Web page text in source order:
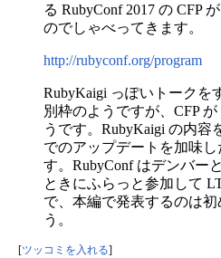
る RubyConf 2017 の CFP
のでしゃべってきます。
http://rubyconf.org/program
RubyKaigi っぽいトークを
別枠のようですが、CFP
うです。RubyKaigi の内容
でのアップデートを加味
す。RubyConf はデンバー
ときにふらっと参加して
で、本編で発表するのは
う。
[ツッコミを入れる]